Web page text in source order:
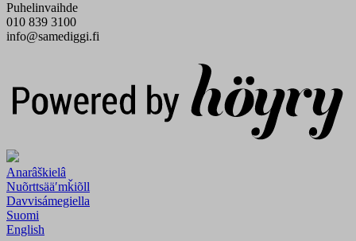
Puhelinvaihde
010 839 3100
info@samediggi.fi
Anarâškielâ
Nuõrttsääʹmǩiõll
Davvisámegiella
Suomi
English